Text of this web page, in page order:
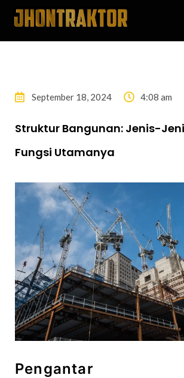
September 18, 2024 4:08 am
Struktur Bangunan: Jenis-
Fungsi Utamanya
Pengantar